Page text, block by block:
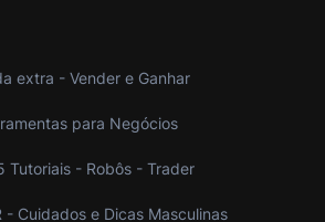
extra - Vender e Ganhar
para Negócios
Tutoriais - Robôs - Trader
- Cuidados e Dicas Masculinas